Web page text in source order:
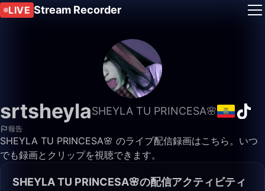
LIVE Stream Recorder
srtsheylaSHEYLA TU PRINCESA🌸
報告
SHEYLA TU PRINCESA🌸 のライブ配信録画はこちら。いつ
でも録画とクリップを視聴できます。
SHEYLA TU PRINCESA🌸の配信アクティビティ